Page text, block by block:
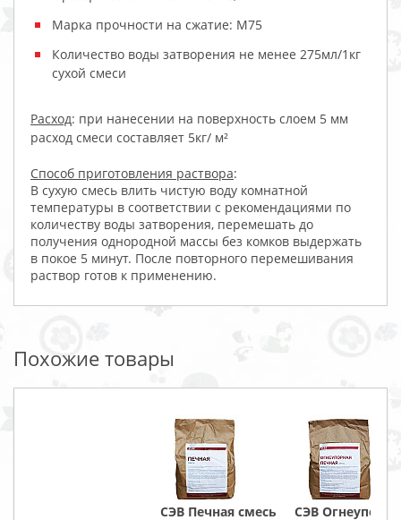
Марка прочности на сжатие: М75
Количество воды затворения не менее 275мл/1кг
сухой смеси
Расход: при нанесении на поверхность слоем 5 мм
расход смеси составляет 5кг/ м²
Способ приготовления раствора:
В сухую смесь влить чистую воду комнатной
температуры в соответствии с рекомендациями по
количеству воды затворения, перемешать до
получения однородной массы без комков выдержать
в покое 5 минут. После повторного перемешивания
раствор готов к применению.
Похожие товары
СЭВ Печная смесь
СЭВ